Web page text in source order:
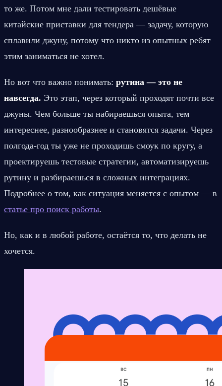
то же. Потом мне дали тестировать дешёвые
китайские приставки для тендера — задачу, которую
сплавили джуну, потому что никто из опытных ребят
этим заниматься не хотел.
Но вот что важно понимать: рутина — это не
навсегда. Это этап, через который проходят почти все
джуны. Чем больше ты набираешься опыта, тем
интереснее, разнообразнее и становятся задачи. Через
полгода-год ты уже не проходишь смоук по кругу, а
проектируешь тестовые стратегии, автоматизируешь
рутину и разбираешься в сложных интеграциях.
статье про поиск работы.
Но, как и в любой работе, остаётся то, что делать не
хочется.